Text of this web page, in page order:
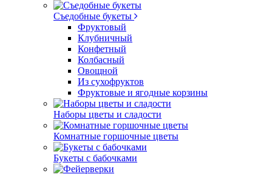
Съедобные букеты
Фруктовый
Клубничный
Конфетный
Колбасный
Овощной
Из сухофруктов
Фруктовые и ягодные корзины
Наборы цветы и сладости
Комнатные горшочные цветы
Букеты с бабочками